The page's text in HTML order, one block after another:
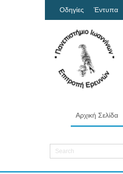
Οδηγίες Έντυπα
Αρχική Σελίδα